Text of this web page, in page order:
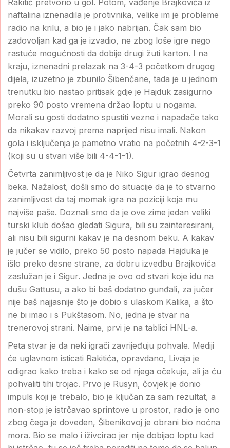
naftalina iznenadila je protivnika, velike im je probleme
radio na krilu, a bio je i jako nabrijan. Čak sam bio
zadovoljan kad ga je izvadio, ne zbog loše igre nego
rastuće mogućnosti da dobije drugi žuti karton. I na
kraju, iznenadni prelazak na 3-4-3 početkom drugog
dijela, izuzetno je zbunilo Šibenčane, tada je u jednom
trenutku bio nastao pritisak gdje je Hajduk zasigurno
preko 90 posto vremena držao loptu u nogama.
Morali su gosti dodatno spustiti vezne i napadače tako
da nikakav razvoj prema naprijed nisu imali. Nakon
gola i isključenja je pametno vratio na početnih 4-2-3-1
(koji su u stvari više bili 4-4-1-1).
Četvrta zanimljivost je da je Niko Sigur igrao desnog
beka. Nažalost, došli smo do situacije da je to stvarno
zanimljivost da taj momak igra na poziciji koja mu
najviše paše. Doznali smo da je ove zime jedan veliki
turski klub došao gledati Sigura, bili su zainteresirani,
ali nisu bili sigurni kakav je na desnom beku. A kakav
je jučer se vidilo, preko 50 posto napada Hajduka je
išlo preko desne strane, za dobru izvedbu Brajkovića
zaslužan je i Sigur. Jedna je ovo od stvari koje idu na
dušu Gattusu, a ako bi baš dodatno gunđali, za jučer
nije baš najjasnije što je dobio s ulaskom Kalika, a što
ne bi imao i s Pukštasom. No, jedna je stvar na
trenerovoj strani. Naime, prvi je na tablici HNL-a.
Peta stvar je da neki igrači zavrijeđuju pohvale. Mediji
će uglavnom isticati Rakitića, opravdano, Livaja je
odigrao kako treba i kako se od njega očekuje, ali ja ću
pohvaliti tihi trojac. Prvo je Rusyn, čovjek je donio
impuls koji je trebalo, bio je ključan za sam rezultat, a
non-stop je istrčavao sprintove u prostor, radio je ono
zbog čega je doveden, Šibenikovoj je obrani bio noćna
mora. Bio se malo i iživcirao jer nije dobijao loptu kad